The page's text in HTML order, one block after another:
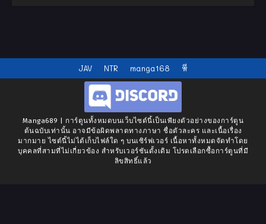
JAV NTR manga168 หี
Manga689 | การ์ตูนทั้งหมดบนเว็บไซต์นี้เป็นเพียงตัวอย่างของการ์ตูน
ต้นฉบับเท่านั้น อาจมีข้อผิดพลาดทางภาษา ชื่อตัวละคร และเนื้อเรื่อง
มากมาย ไซต์นี้ไม่ได้เก็บไฟล์ใด ๆ บนเซิร์ฟเวอร์ เนื้อหาทั้งหมดจัดทำโดย
บุคคลที่สามที่ไม่เกี่ยวข้อง สำหรับเวอร์ชันดั้งเดิม โปรดเลือกซื้อการ์ตูนที่มี
ลิขสิทธิ์แล้ว